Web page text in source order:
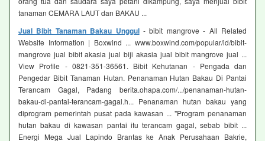
tanaman CEMARA LAUT dan BAKAU ...
Jual Bibit Tanaman Bakau Unggul- bibit mangrove - All Related
Website Information | Boxwind ... www.boxwind.com/popular/id/bibit-
mangrove jual bibit akasia jual biji akasia jual bibit mangrove jual ...
View Profile - 0821-351-36561. Bibit Kehutanan - Pengada dan
Pengedar Bibit Tanaman Hutan. Penanaman Hutan Bakau Di Pantai
Terancam Gagal, Padang berita.ohapa.com/.../penanaman-hutan-
bakau-di-pantai-terancam-gagal.h... Penanaman hutan bakau yang
diprogram pemerintah pusat pada kawasan ... "Program penanaman
hutan bakau di kawasan pantai itu terancam gagal, sebab bibit ...
Energi Mega Jual Lapindo Brantas ke Anak Perusahaan Bakrie,